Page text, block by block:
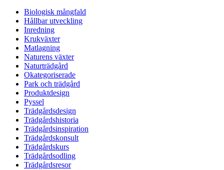
Biologisk mångfald
Hållbar utveckling
Inredning
Krukväxter
Matlagning
Naturens växter
Naturträdgård
Okategoriserade
Park och trädgård
Produktdesign
Pyssel
Trädgårdsdesign
Trädgårdshistoria
Trädgårdsinspiration
Trädgårdskonsult
Trädgårdskurs
Trädgårdsodling
Trädgårdsresor